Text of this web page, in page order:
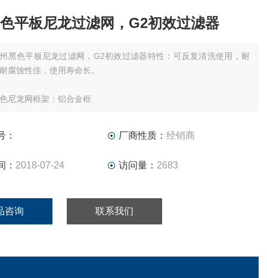
平板尼龙过滤网，G2初效过滤器
黑色平板尼龙过滤网，G2初效过滤器特性：可反复清洗使用，耐
腐蚀性佳，使用寿命长。
尼龙网框架：铝合金框
： 厂商性质： 经销商
： 2018-07-24 访问量： 2683
咨询 联系我们